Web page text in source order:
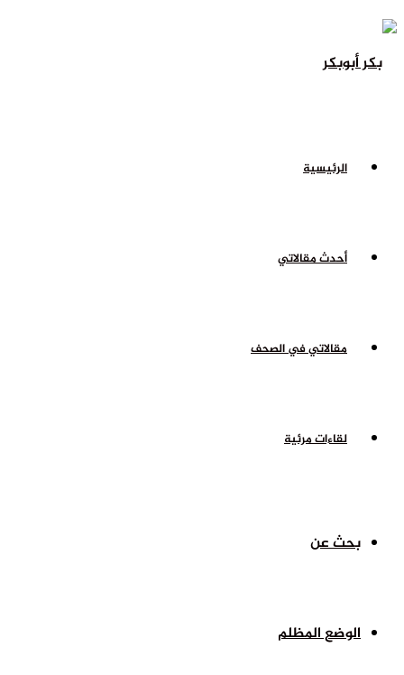
الرئيسية
أحدث مقالاتي
مقالاتي في الصحف
لقاءات مرئية
بحث عن
الوضع المظلم